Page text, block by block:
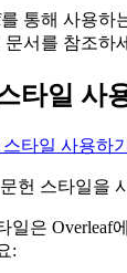
통해 사용
문서를 참조하
타일 사
스타일 사용하
헌 스타일을
일은 Overleaf
: